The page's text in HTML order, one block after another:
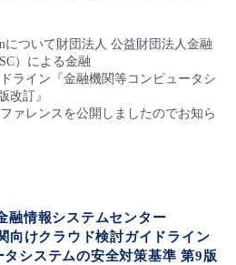
見る
歴
について財団法人 公益財団法人金融
）による金融
ライン『金融機関等コンピュータシ
改訂』
ァレンスを公開しましたのでお知ら
融情報システムセンター
向けクラウド検討ガイドライン
タシステムの安全対策基準 第9版